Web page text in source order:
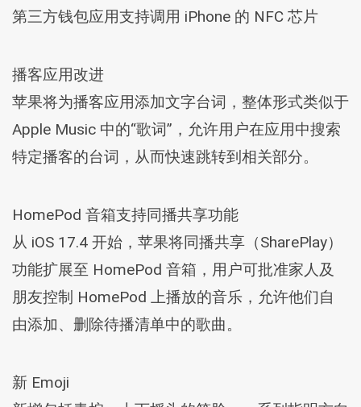
第三方钱包应用支持调用 iPhone 的 NFC 芯片
播客应用改进
苹果将为播客应用添加文字台词，整体形式类似于
Apple Music 中的“歌词”，允许用户在应用中搜索
特定播客的台词，从而快速跳转到相关部分。
HomePod 音箱支持同播共享功能
从 iOS 17.4 开始，苹果将同播共享（SharePlay）
功能扩展至 HomePod 音箱，用户可批准家人及
朋友控制 HomePod 上播放的音乐，允许他们自
由添加、删除待播清单中的歌曲。
新 Emoji